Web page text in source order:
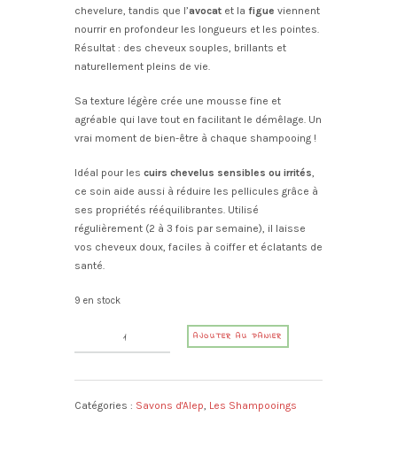
chevelure, tandis que l’avocat et la figue viennent
nourrir en profondeur les longueurs et les pointes.
Résultat : des cheveux souples, brillants et
naturellement pleins de vie.
Sa texture légère crée une mousse fine et
agréable qui lave tout en facilitant le démêlage. Un
vrai moment de bien-être à chaque shampooing !
Idéal pour les cuirs chevelus sensibles ou irrités,
ce soin aide aussi à réduire les pellicules grâce à
ses propriétés rééquilibrantes. Utilisé
régulièrement (2 à 3 fois par semaine), il laisse
vos cheveux doux, faciles à coiffer et éclatants de
santé.
9 en stock
de
d'Alep
AJOUTER AU PANIER
l
r
Catégories : Savons d'Alep, Les Shampooings